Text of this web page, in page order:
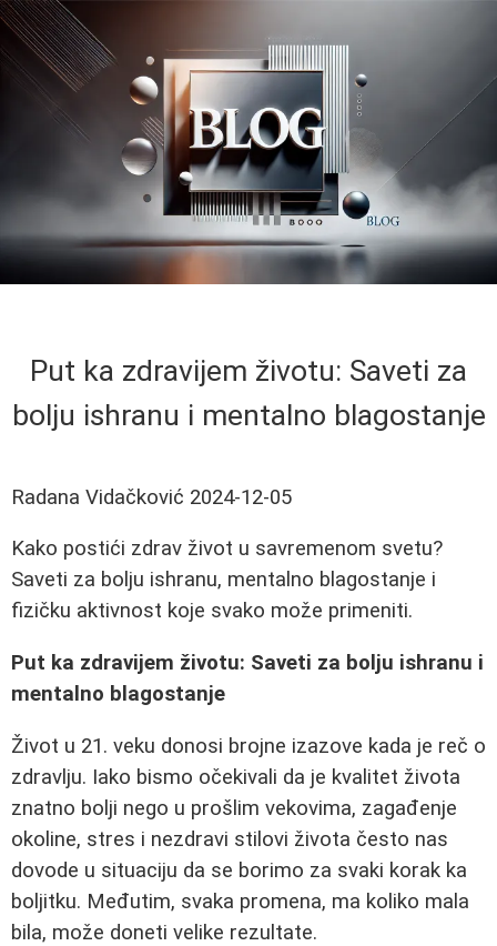
Put ka zdravijem životu: Saveti za
bolju ishranu i mentalno blagostanje
Radana Vidačković 2024-12-05
Kako postići zdrav život u savremenom svetu?
Saveti za bolju ishranu, mentalno blagostanje i
fizičku aktivnost koje svako može primeniti.
Put ka zdravijem životu: Saveti za bolju ishranu i
mentalno blagostanje
Život u 21. veku donosi brojne izazove kada je reč o
zdravlju. Iako bismo očekivali da je kvalitet života
znatno bolji nego u prošlim vekovima, zagađenje
okoline, stres i nezdravi stilovi života često nas
dovode u situaciju da se borimo za svaki korak ka
boljitku. Međutim, svaka promena, ma koliko mala
bila, može doneti velike rezultate.